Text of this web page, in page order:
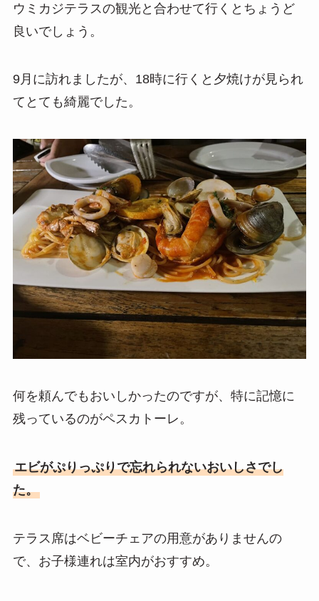
ウミカジテラスの観光と合わせて行くとちょうど
良いでしょう。
9月に訪れましたが、18時に行くと夕焼けが見られ
てとても綺麗でした。
何を頼んでもおいしかったのですが、特に記憶に
残っているのがペスカトーレ。
エビがぷりっぷりで忘れられないおいしさでし
た。
テラス席はベビーチェアの用意がありませんの
で、お子様連れは室内がおすすめ。